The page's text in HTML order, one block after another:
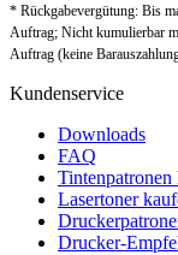
* Rückgabevergütung: Bis
Auftrag; Nicht kumulierbar
Auftrag (keine
Kundenservice
Downloads
FAQ
Tintenpatronen
Lasertoner
Drucker-